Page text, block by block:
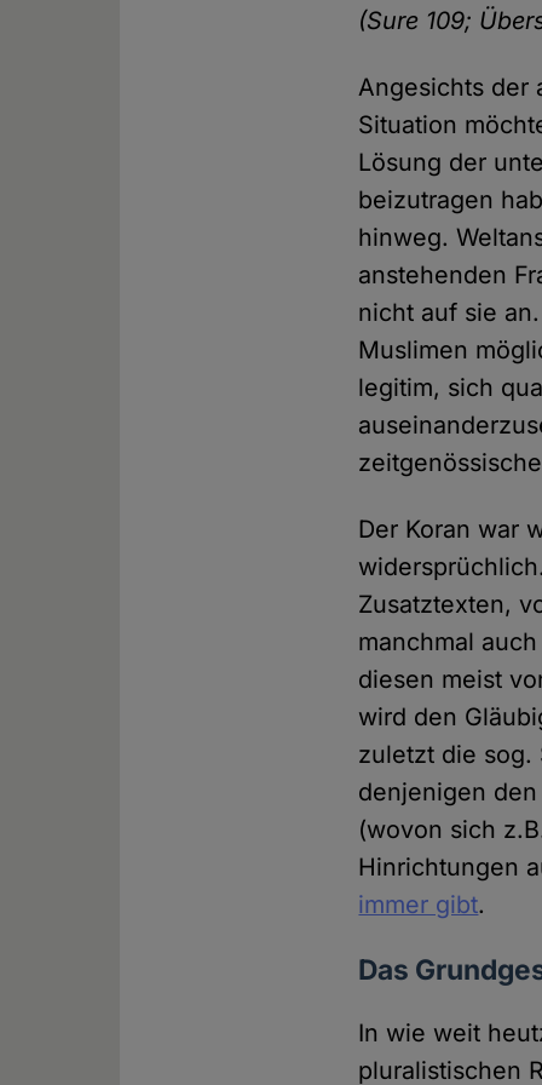
(Sure 109;
Angesichts der
Situation
Lösung der
beizutragen
hinweg.
anstehenden
nicht auf sie
Muslimen
legitim, sich
Der Koran war
Zusatztexten,
manchmal
diesen meist
wird den
zuletzt die sog.
denjenigen
(wovon sich
Hinrichtungen
immer gibt.
Das
In wie weit
pluralistischen